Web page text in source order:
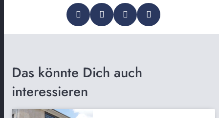
Das könnte Dich auch
interessieren